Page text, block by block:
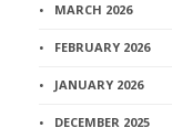
MARCH 2026
FEBRUARY 2026
JANUARY 2026
DECEMBER 2025